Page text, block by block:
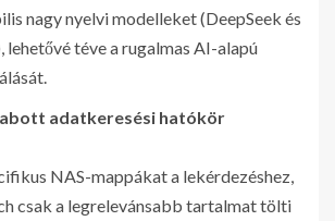
nagy nyelvi modelleket (DeepSeek és
lehetővé téve a rugalmas AI-alapú
adatkeresési hatókör
NAS-mappákat a lekérdezéshez,
csak a legrelevánsabb tartalmat tölti